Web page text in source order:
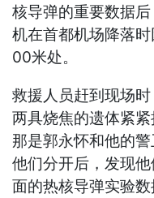
核导弹的重要数据
机在首都机场降落
00米处。
救援人员赶到现场
两具烧焦的遗体紧紧
那是郭永怀和他的
他们分开后，发现
面的热核导弹实验数